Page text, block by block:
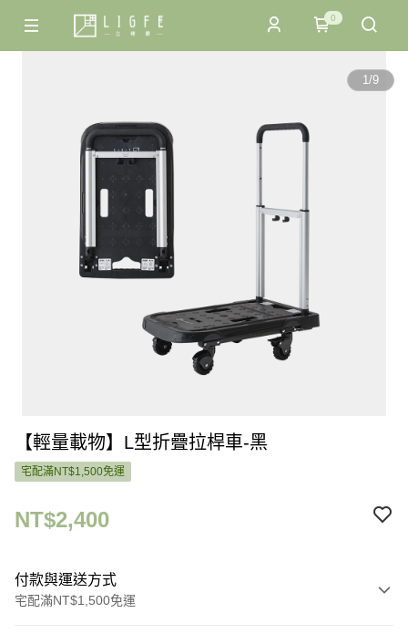
0
1/9
【輕量載物】L型折疊拉桿車-黑
宅配滿NT$1,500免運
NT$2,400
付款與運送方式
宅配滿NT$1,500免運